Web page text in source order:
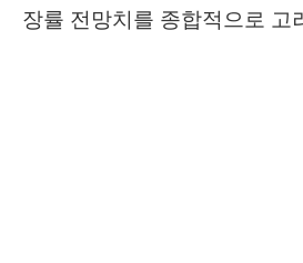
장률 전망치를 종합적으로 고